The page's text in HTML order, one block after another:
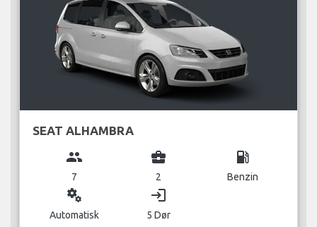
SEAT ALHAMBRA
group
7
business_center
2
local_gas_station
Benzin
miscellaneous_services
Automatisk
login
5 Dør